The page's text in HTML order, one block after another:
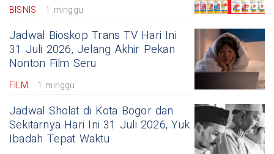
BISNIS 1 minggu
Jadwal Bioskop Trans TV Hari Ini
31 Juli 2026, Jelang Akhir Pekan
Nonton Film Seru
FILM 1 minggu
Jadwal Sholat di Kota Bogor dan
Sekitarnya Hari Ini 31 Juli 2026, Yuk
Ibadah Tepat Waktu